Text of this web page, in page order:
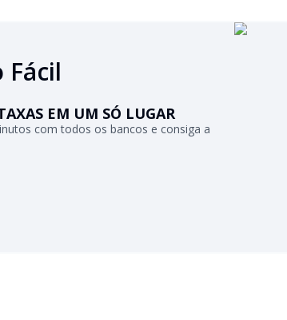
EM UM SÓ LUGAR
com todos os bancos e consiga a